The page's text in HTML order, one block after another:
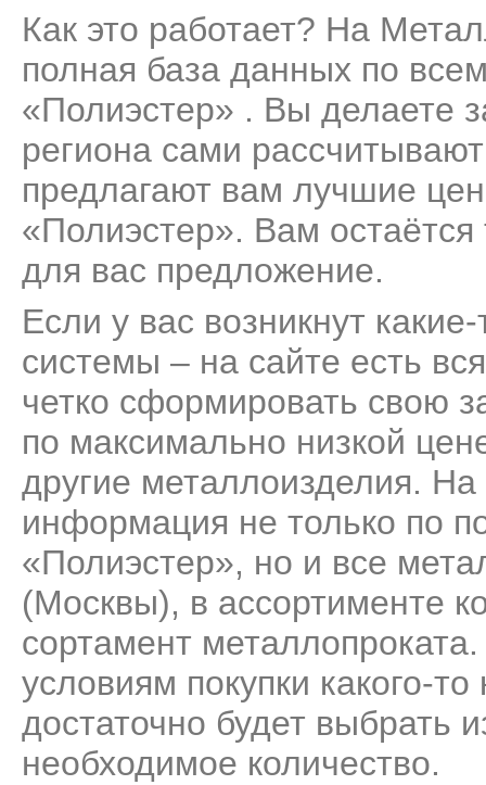
Как это работает? На
полная база данных по
«Полиэстер» . Вы делаете
региона сами
предлагают вам лучшие
«Полиэстер». Вам
для вас предложение.
Если у вас возникнут
системы – на сайте есть
четко сформировать свою
по максимально низкой
другие металлоизделия.
информация не только по
«Полиэстер», но и все
(Москвы), в ассортименте
сортамент
условиям покупки какого-
достаточно будет выбрать
необходимое количество.